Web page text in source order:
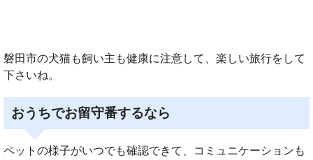
磐田市の犬猫も飼い主も健康に注意して、楽しい旅行をして
下さいね。
おうちでお留守番するなら
ペットの様子がいつでも確認できて、コミュニケーションも